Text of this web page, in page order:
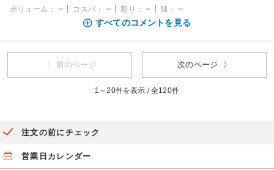
ボリューム ： － コスパ ： － 彩り ： － 味 ：
－
すべてのコメントを見る
〈 前のページ 次のページ 〉
1～20件を表示 / 全120件
注文の前にチェック
営業日カレンダー